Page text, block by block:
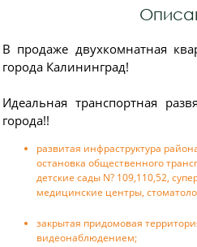
В продаже двухкомнатная
города Калининград!
Идеальная транспортная
города!!
развитая инфраструктура
остановка общественного
детские сады N? 109,110,52,
медицинские центры,
закрытая придомовая
видеонаблюдением;